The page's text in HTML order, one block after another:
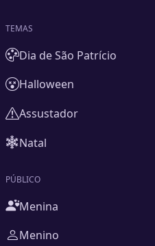
Sobre
Em Black
decomposição
você
observação.
aprimoram a
jogo combina
para fãs de
história da
jogadores que
passado e
TEMAS
Dia de São Patrício
Halloween
Assustador
Natal
PÚBLICO
Menina
Menino